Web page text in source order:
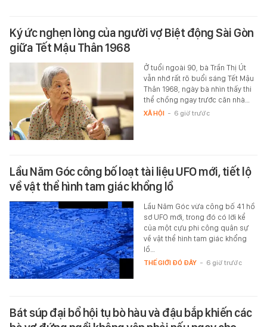
Ký ức nghẹn lòng của người vợ Biệt động Sài Gòn
giữa Tết Mậu Thân 1968
Ở tuổi ngoài 90, bà Trần Thị Út
vẫn nhớ rất rõ buổi sáng Tết Mậu
Thân 1968, ngày bà nhìn thấy thi
thể chồng ngay trước căn nhà…
XÃ HỘI - 6 giờ trước
Lầu Năm Góc công bố loạt tài liệu UFO mới, tiết lộ
về vật thể hình tam giác khổng lồ
Lầu Năm Góc vừa công bố 41 hồ
sơ UFO mới, trong đó có lời kể
của một cựu phi công quân sự
về vật thể hình tam giác khổng
lồ…
THẾ GIỚI ĐÓ ĐÂY - 6 giờ trước
Bát súp đại bổ hội tụ bò hàu và đậu bắp khiến các